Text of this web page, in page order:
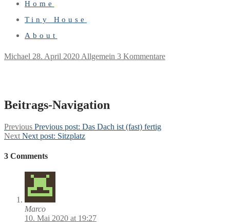
Home
Tiny House
About
Michael 28. April 2020 Allgemein 3 Kommentare
Beitrags-Navigation
Previous Previous post: Das Dach ist (fast) fertig
Next Next post: Sitzplatz
3 Comments
Marco
10. Mai 2020 at 19:27